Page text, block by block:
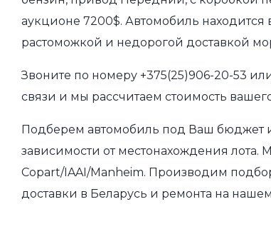
аукционе 7200$. Автомобиль находится
растоможкой и недорогой доставкой
Звоните по номеру +375(25)906-20-53
связи и мы рассчитаем стоимость
Подберем автомобиль под Ваш бюджет и
зависимости от местонахождения
Copart/IAAI/Manheim. Производим
доставки в Беларусь и ремонта на